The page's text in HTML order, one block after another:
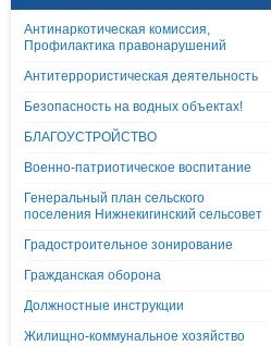
Антинаркотическая комиссия,
Профилактика правонарушений
Антитеррористическая деятельность
Безопасность на водных объектах!
БЛАГОУСТРОЙСТВО
Военно-патриотическое воспитание
Генеральный план сельского
поселения Нижнекигинский сельсовет
Градостроительное зонирование
Гражданская оборона
Должностные инструкции
Жилищно-коммунальное хозяйство